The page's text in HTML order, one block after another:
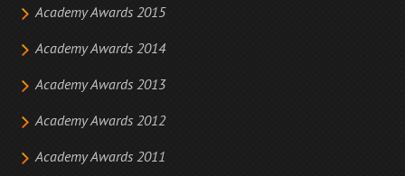
Academy Awards 2015
Academy Awards 2014
Academy Awards 2013
Academy Awards 2012
Academy Awards 2011